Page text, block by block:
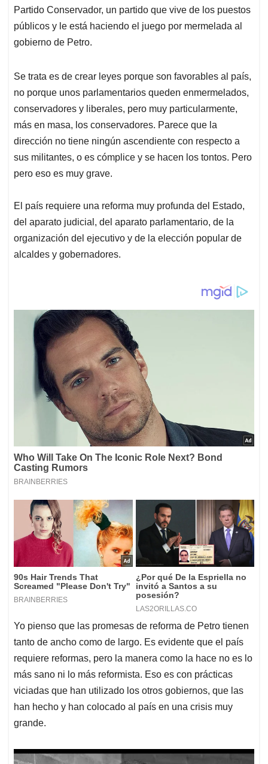
Partido Conservador, un partido que vive de los puestos
públicos y le está haciendo el juego por mermelada al
gobierno de Petro.
Se trata es de crear leyes porque son favorables al país,
no porque unos parlamentarios queden enmermelados,
conservadores y liberales, pero muy particularmente,
más en masa, los conservadores. Parece que la
dirección no tiene ningún ascendiente con respecto a
sus militantes, o es cómplice y se hacen los tontos. Pero
pero eso es muy grave.
El país requiere una reforma muy profunda del Estado,
del aparato judicial, del aparato parlamentario, de la
organización del ejecutivo y de la elección popular de
alcaldes y gobernadores.
Yo pienso que las promesas de reforma de Petro tienen
tanto de ancho como de largo. Es evidente que el país
requiere reformas, pero la manera como la hace no es lo
más sano ni lo más reformista. Eso es con prácticas
viciadas que han utilizado los otros gobiernos, que las
han hecho y han colocado al país en una crisis muy
grande.